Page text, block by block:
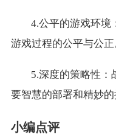
4.公平的游戏环境
游戏过程的公平与公正
5.深度的策略性：
要智慧的部署和精妙的
小编点评